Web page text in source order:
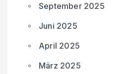
September 2025
Juni 2025
April 2025
März 2025